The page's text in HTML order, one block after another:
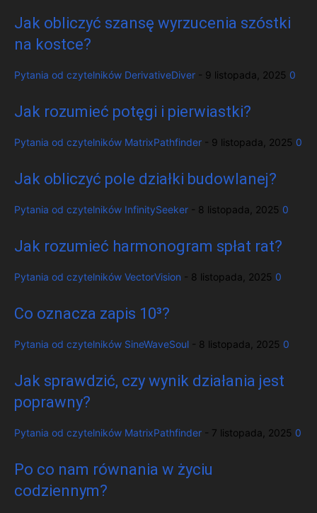
Jak obliczyć szansę wyrzucenia szóstki
na kostce?
Pytania od czytelników DerivativeDiver 9 listopada, 2025 0
Jak rozumieć potęgi i pierwiastki?
Pytania od czytelników MatrixPathfinder 9 listopada, 2025 0
Jak obliczyć pole działki budowlanej?
Pytania od czytelników InfinitySeeker 8 listopada, 2025 0
Jak rozumieć harmonogram spłat rat?
Pytania od czytelników VectorVision 8 listopada, 2025 0
Co oznacza zapis 10³?
Pytania od czytelników SineWaveSoul 8 listopada, 2025 0
Jak sprawdzić, czy wynik działania jest
poprawny?
Pytania od czytelników MatrixPathfinder 7 listopada, 2025 0
Po co nam równania w życiu
codziennym?